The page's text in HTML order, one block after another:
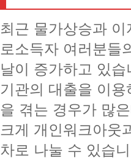
최근 물가상승과
로소득자 여러분들
날이 증가하고 있
기관의 대출을 이
을 겪는 경우가 많
크게 개인워크아웃
차로 나눌 수 있습